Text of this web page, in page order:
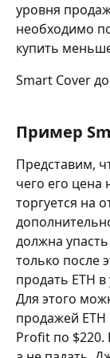
уровня
необходимо
купить
Smart Cover
Пример
Представим,
чего его цена
торгуется на
должна
только после
продать ETH
Для этого
продажей ETH
Profit по $220.